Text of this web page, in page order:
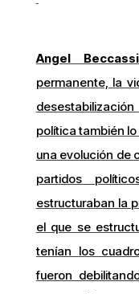
Angel
permanente, la
política también
una evolución de
partidos
estructuraban la
el que se
tenían los
fueron